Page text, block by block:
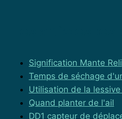
Signification Mante
Temps de séchage
Utilisation de la
Quand planter de l'ail
DD1 capteur de